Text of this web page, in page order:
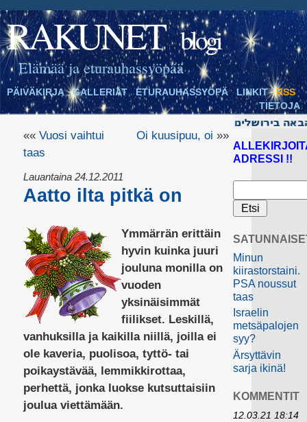
RAKUNET blogi
Elämää ja eturauhassyöpää
PÄIVÄKIRJA GALLERIAT ETURAUHASSYÖPÄ LINKIT
RSS
TIETOJA
«« Vuosi vaihtui
taas
Oi kuusipuu, oi »»
Lauantaina 24.12.2011
Aatto ilta pitkä on
Ymmärrän erittäin
hyvin kuinka juuri
jouluna monilla on
vuoden
yksinäisimmät
fiilikset. Leskillä,
vanhuksilla ja kaikilla niillä, joilla ei
ole kaveria, puolisoa, tyttö- tai
poikaystävää, lemmikkirottaa,
perhettä, jonka luokse kutsuttaisiin
joulua viettämään.
ADRESSI !!
Minun
kiirastorstaini.
PSA noussut
taas
Israelin
metsäpalojen
syy?
Ärsyttävin
sarja ikinä!
KOMMENTIT
12.03.21 18:14